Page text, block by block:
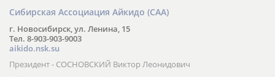
Сибирская Ассоциация Айкидо (САА)
г. Новосибирск, ул. Ленина, 15
Тел. 8-903-903-9003
aikido.nsk.su
Президент - СОСНОВСКИЙ Виктор Леонидович